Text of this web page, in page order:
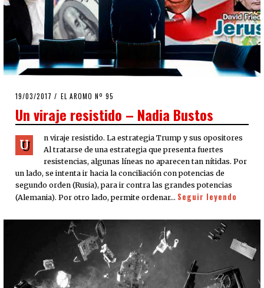
POSTED
19/03/2017 EL AROMO Nº 95
Un viraje resistido – Nadia Bustos
U
n viraje resistido. La estrategia Trump y sus opositores
Al tratarse de una estrategia que presenta fuertes
resistencias, algunas líneas no aparecen tan nítidas. Por
un lado, se intenta ir hacia la conciliación con potencias de
segundo orden (Rusia), para ir contra las grandes potencias
(Alemania). Por otro lado, permite ordenar… Seguir leyendo